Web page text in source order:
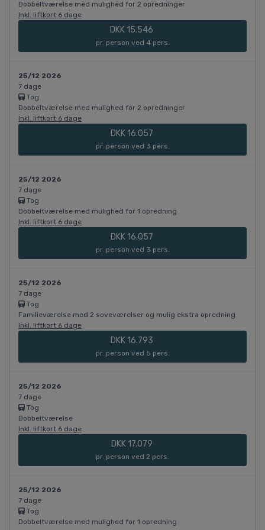
Dobbeltværelse med mulighed for 2 opredninger
Inkl. liftkort 6 dage
DKK 15.546
pr. person ved 4 pers.
25/12 2026
7 dage
Tog
Dobbeltværelse med mulighed for 2 opredninger
Inkl. liftkort 6 dage
DKK 16.057
pr. person ved 3 pers.
25/12 2026
7 dage
Tog
Dobbeltværelse med mulighed for 1 opredning
Inkl. liftkort 6 dage
DKK 16.057
pr. person ved 3 pers.
25/12 2026
7 dage
Tog
Familieværelse med 2 soveværelser og mulig ekstra opredning
Inkl. liftkort 6 dage
DKK 16.793
pr. person ved 5 pers.
25/12 2026
7 dage
Tog
Dobbeltværelse
Inkl. liftkort 6 dage
DKK 17.079
pr. person ved 2 pers.
25/12 2026
7 dage
Tog
Dobbeltværelse med mulighed for 1 opredning